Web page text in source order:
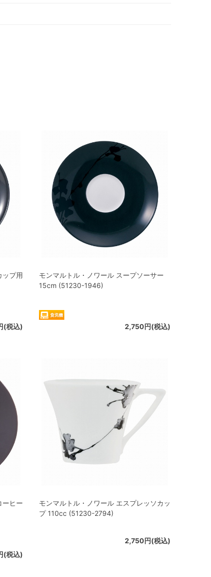
ップ用
(税込)
モンマルトル・ノワール スープソーサー
15cm (51230-1946)
2,750円(税込)
ーヒー
(税込)
モンマルトル・ノワール エスプレッソカッ
プ 110cc (51230-2794)
2,750円(税込)